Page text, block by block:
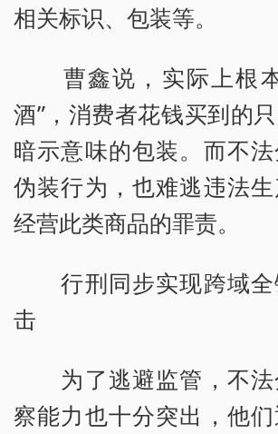
相关标识、包装等。
曹鑫说，实际上根本
酒”，消费者花钱买到的
暗示意味的包装。而不
伪装行为，也难逃违法生
经营此类商品的罪责。
行刑同步实现跨域全
击
为了逃避监管，不法
察能力也十分突出，他